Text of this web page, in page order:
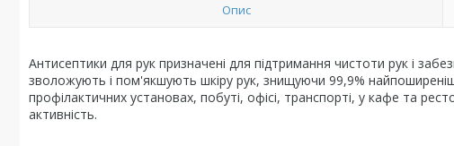
Опис
Антисептики для рук призначені для підтримання чистоти рук і
зволожують і пом'якшують шкіру рук, знищуючи 99,9%
профілактичних установах, побуті, офісі, транспорті, у кафе та
активність.